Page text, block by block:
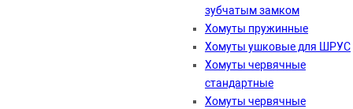
зубчатым замком
Хомуты пружинные
Хомуты ушковые для ШРУС
Хомуты червячные
стандартные
Хомуты червячные